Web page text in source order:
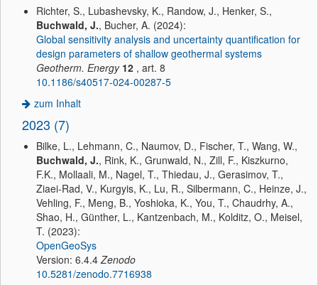
Richter, S., Lubashevsky, K., Randow, J., Henker, S.,
Buchwald, J., Bucher, A. (2024):
Global sensitivity analysis and uncertainty quantification for
design parameters of shallow geothermal systems
Geotherm. Energy 12 , art. 8
10.1186/s40517-024-00287-5
zum Inhalt
2023 (7)
Bilke, L., Lehmann, C., Naumov, D., Fischer, T., Wang, W.,
Buchwald, J., Rink, K., Grunwald, N., Zill, F., Kiszkurno,
F.K., Mollaali, M., Nagel, T., Thiedau, J., Gerasimov, T.,
Ziaei-Rad, V., Kurgyis, K., Lu, R., Silbermann, C., Heinze, J.,
Vehling, F., Meng, B., Yoshioka, K., You, T., Chaudrhy, A.,
Shao, H., Günther, L., Kantzenbach, M., Kolditz, O., Meisel,
T. (2023):
OpenGeoSys
Version: 6.4.4Zenodo
10.5281/zenodo.7716938